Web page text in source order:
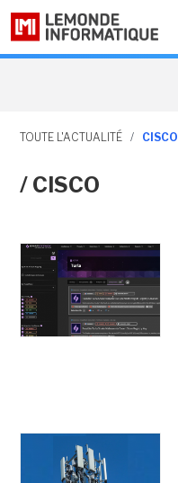
TOUTE L'ACTUALITÉ / CISCO
/ CISCO